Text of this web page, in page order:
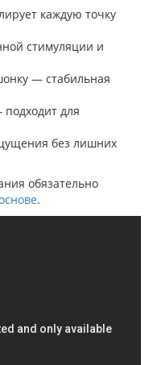
каждую точку
стимуляции и
— стабильная
для
без лишних
обязательно
.